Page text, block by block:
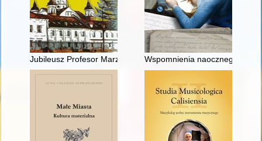
Jubileusz Profesor Marzanny KuczyńskiejWspomnienia naocznego